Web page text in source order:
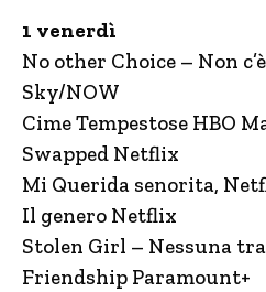
1 venerdì
No other Choice – Non
Sky/NOW
Cime Tempestose HBO
Swapped Netflix
Mi Querida senorita,
Il genero Netflix
Stolen Girl – Nessuna
Friendship Paramount+